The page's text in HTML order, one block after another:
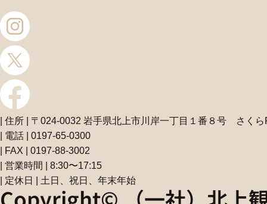
| 住所 | 〒024-0032 岩手県北上市川岸一丁目１番８号 さく
| 電話 | 0197-65-0300
| FAX | 0197-88-3002
| 営業時間 | 8:30〜17:15
| 定休日 | 土日、祝日、年末年始